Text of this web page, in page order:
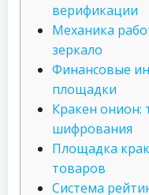
верификации
Механика
зеркало
Финансовые
площадки
Кракен онион:
шифрования
Площадка
товаров
Система